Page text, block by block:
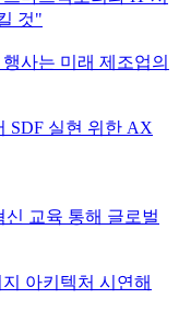
것"
사는 미래 제조업의
SDF 실현 위한 AX
교육 통해 글로벌
아키텍처 시연해